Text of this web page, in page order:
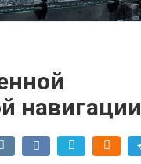
навигации